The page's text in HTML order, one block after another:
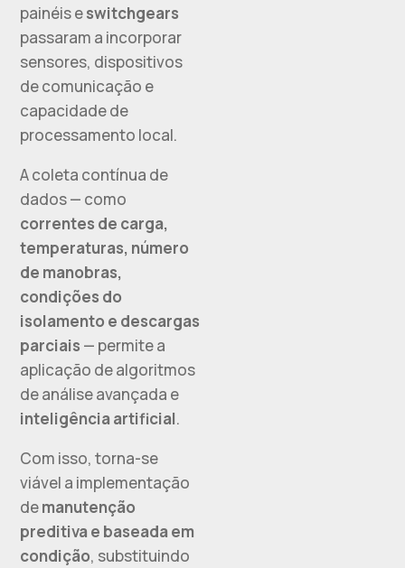
painéis eswitchgears
passaram a incorporar
sensores, dispositivos
de comunicação e
capacidade de
processamento local.
A coleta contínua de
dados — como
correntes de carga,
temperaturas, número
de manobras,
condições do
isolamento e descargas
parciais — permite a
aplicação de algoritmos
de análise avançada e
inteligência artificial.
Com isso, torna-se
viável a implementação
demanutenção
preditiva e baseada em
condição, substituindo